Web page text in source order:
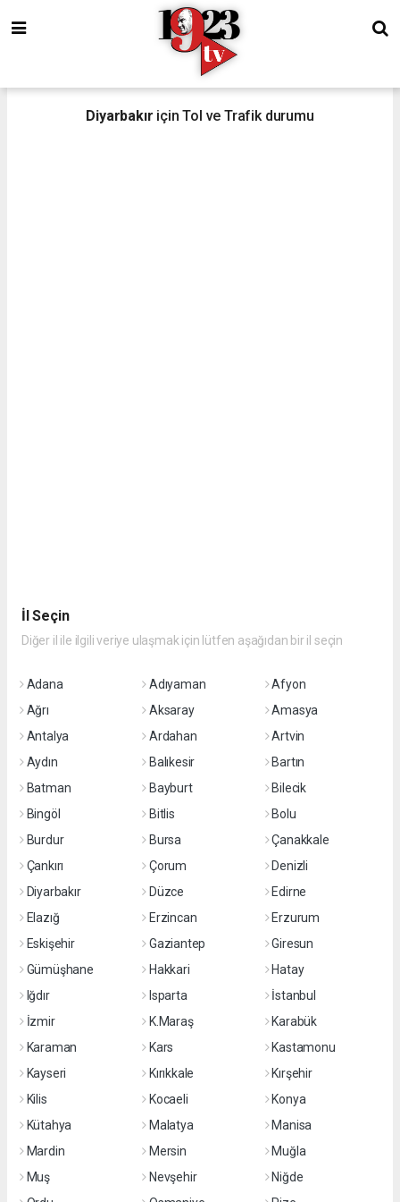
Diyarbakır için Tol ve Trafik durumu
İl Seçin
Diğer il ile ilgili veriye ulaşmak için lütfen aşağıdan bir il seçin
Adana Adıyaman
Afyon
Ağrı
Aksaray
Amasya
Antalya
Ardahan
Artvin
Aydın
Balıkesir
Bartın
Batman
Bayburt
Bilecik
Bingöl
Bitlis
Bolu
Burdur
Bursa
Çanakkale
Çankırı
Çorum
Denizli
Diyarbakır
Düzce
Edirne
Elazığ
Erzincan
Erzurum
Eskişehir
Gaziantep
Giresun
Gümüşhane
Hakkari
Hatay
Iğdır
Isparta
İstanbul
İzmir
K.Maraş
Karabük
Karaman
Kars
Kastamonu
Kayseri
Kırıkkale
Kırşehir
Kilis
Kocaeli
Konya
Kütahya
Malatya
Manisa
Mardin
Mersin
Muğla
Muş
Nevşehir
Niğde